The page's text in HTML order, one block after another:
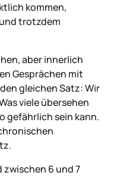
kommen,
trotzdem
aber innerlich
Gesprächen mit
gleichen Satz: Wir
viele übersehen
gefährlich sein kann.
6 und 7